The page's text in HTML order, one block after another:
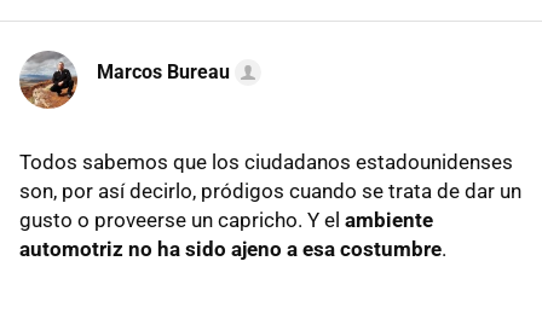
Marcos Bureau
Todos sabemos que los ciudadanos estadounidenses
son, por así decirlo, pródigos cuando se trata de dar un
gusto o proveerse un capricho. Y el ambiente
automotriz no ha sido ajeno a esa costumbre.